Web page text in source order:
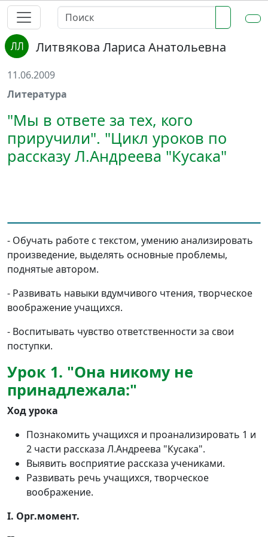
Литвякова Лариса Анатольевна
11.06.2009
Литература
"Мы в ответе за тех, кого
приручили". "Цикл уроков по
рассказу Л.Андреева "Кусака"
- Обучать работе с текстом, умению анализировать
произведение, выделять основные проблемы,
поднятые автором.
- Развивать навыки вдумчивого чтения, творческое
воображение учащихся.
- Воспитывать чувство ответственности за свои
поступки.
Урок 1. "Она никому не
принадлежала:"
Ход урока
Познакомить учащихся и проанализировать 1 и
2 части рассказа Л.Андреева "Кусака".
Выявить восприятие рассказа учениками.
Развивать речь учащихся, творческое
воображение.
I. Орг.момент.